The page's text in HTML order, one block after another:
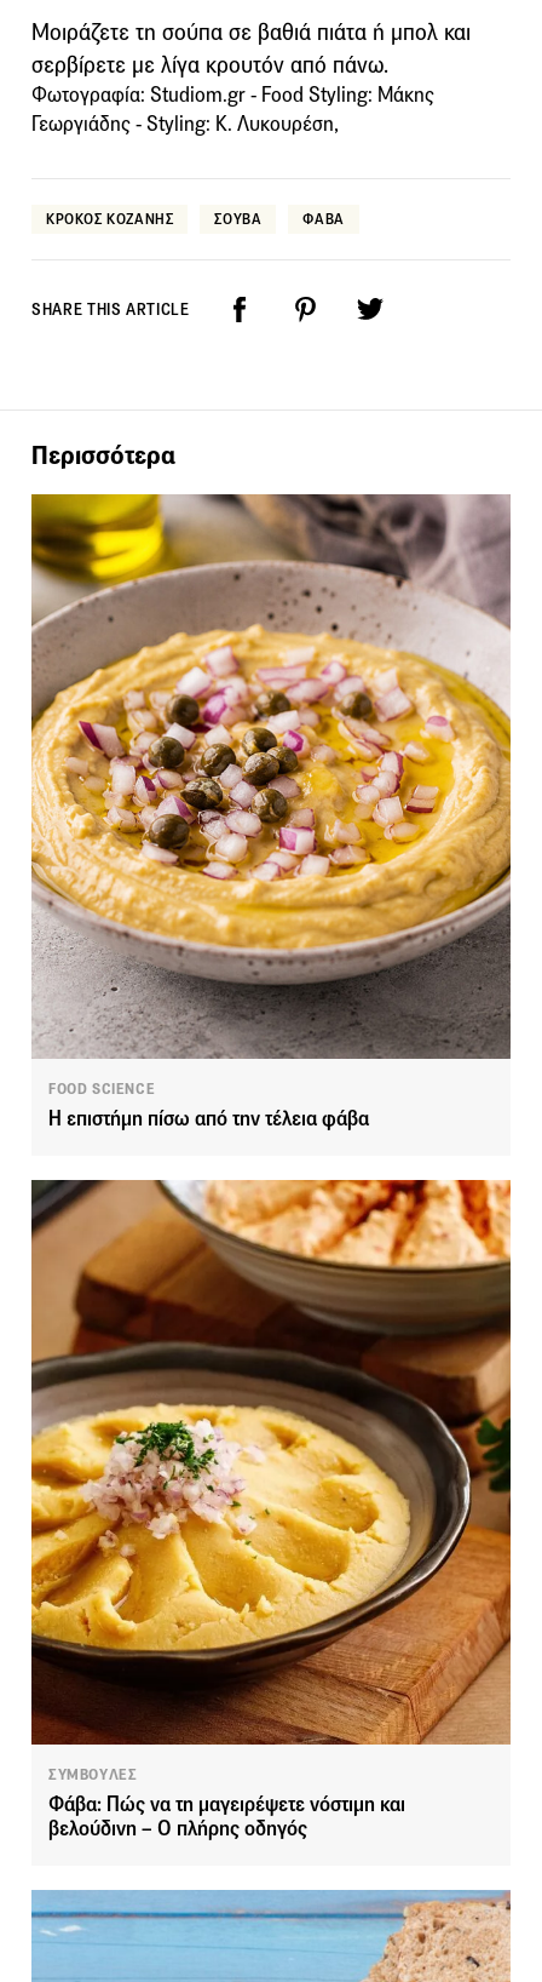
Μοιράζετε τη σούπα σε βαθιά πιάτα ή μπολ και
σερβίρετε με λίγα κρουτόν από πάνω.
Φωτογραφία: Studiom.gr - Food Styling: Μάκης
Γεωργιάδης - Styling: Κ. Λυκουρέση,
ΚΡΟΚΟΣ ΚΟΖΑΝΗΣ ΣΟΥΒΑ ΦΑΒΑ
SHARE THIS ARTICLE
Περισσότερα
FOOD SCIENCE
Η επιστήμη πίσω από την τέλεια φάβα
ΣΥΜΒΟΥΛΕΣ
Φάβα: Πώς να τη μαγειρέψετε νόστιμη και
βελούδινη – Ο πλήρης οδηγός